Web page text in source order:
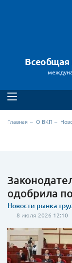
Всеобщая
Главная О ВКП
одобрила
Новости рынка
8 июля 2026 12:10